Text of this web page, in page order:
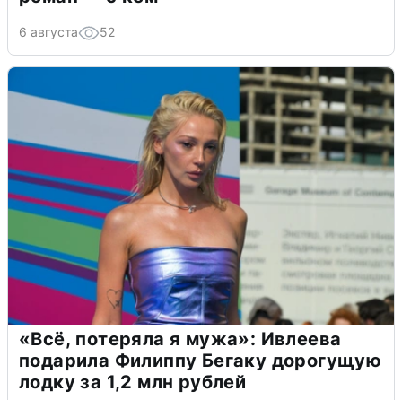
6 августа 52
«Всё, потеряла я мужа»: Ивлеева
подарила Филиппу Бегаку дорогущую
лодку за 1,2 млн рублей